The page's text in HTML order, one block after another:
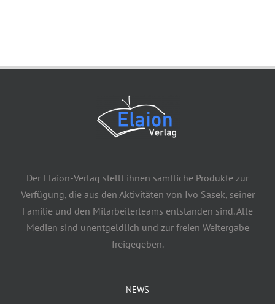
Der Elaion-Verlag stellt ihnen sämtliche Produkte zur
Verfügung, die aus den Aktivitäten von Ivo Sasek, seiner
Familie und den Mitarbeiterteams entstanden sind. Alle
Medien sind unentgeldlich und zur freien Weitergabe
freigegeben.
NEWS